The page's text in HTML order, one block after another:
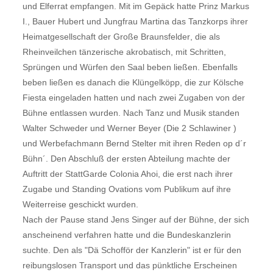
und Elferrat empfangen. Mit im Gepäck hatte Prinz Markus
I., Bauer Hubert und Jungfrau Martina das Tanzkorps ihrer
Heimatgesellschaft der Große Braunsfelder, die als
Rheinveilchen tänzerische akrobatisch, mit Schritten,
Sprüngen und Würfen den Saal beben ließen. Ebenfalls
beben ließen es danach die Klüngelköpp, die zur Kölsche
Fiesta eingeladen hatten und nach zwei Zugaben von der
Bühne entlassen wurden. Nach Tanz und Musik standen
Walter Schweder und Werner Beyer (Die 2 Schlawiner )
und Werbefachmann Bernd Stelter mit ihren Reden op d´r
Bühn´. Den Abschluß der ersten Abteilung machte der
Auftritt der StattGarde Colonia Ahoi, die erst nach ihrer
Zugabe und Standing Ovations vom Publikum auf ihre
Weiterreise geschickt wurden.
Nach der Pause stand Jens Singer auf der Bühne, der sich
anscheinend verfahren hatte und die Bundeskanzlerin
suchte. Den als "Dä Schofför der Kanzlerin" ist er für den
reibungslosen Transport und das pünktliche Erscheinen